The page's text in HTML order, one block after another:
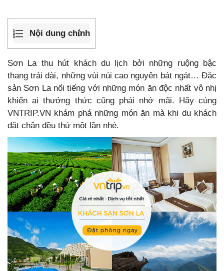
Nội dung chính
Sơn La thu hút khách du lịch bởi những ruộng bậc
thang trải dài, những vùi núi cao nguyên bát ngát… Đặc
sản Sơn La nổi tiếng với những món ăn độc nhất vô nhị
khiến ai thưởng thức cũng phải nhớ mãi. Hãy cùng
VNTRIP.VN khám phá những món ăn mà khi du khách
đặt chân đều thử một lần nhé.